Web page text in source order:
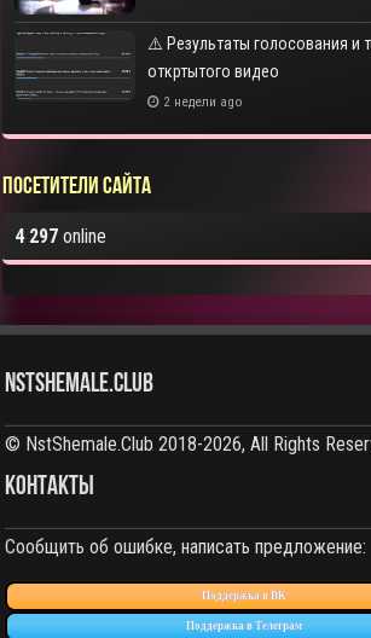
⚠️ Результаты голосования и
откртытого видео
2 недели ago
Посетители сайта
4 297 online
NstShemale.Club
© NstShemale.Club 2018-2026, All Rights
КОНТАКТЫ
Сообщить об ошибке, написать предложение:
Поддержка в ВК
Поддержка в Телеграм